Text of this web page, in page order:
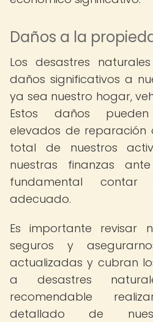
Daños a la
Los desastres
daños significativos a
ya sea nuestro hogar,
Estos daños
elevados de reparación
total de nuestros
nuestras finanzas
fundamental
adecuado.
Es importante revisar
seguros y
actualizadas y cubran
a desastres
recomendable
detallado de